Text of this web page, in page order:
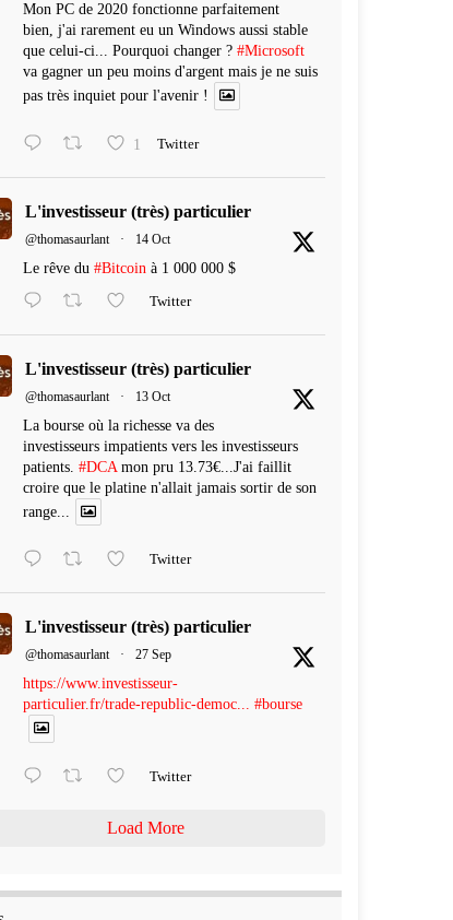
Mon PC de 2020 fonctionne parfaitement
bien, j'ai rarement eu un Windows aussi stable
que celui-ci... Pourquoi changer ? #Microsoft
va gagner un peu moins d'argent mais je ne suis
pas très inquiet pour l'avenir !
1 Twitter
L'investisseur (très) particulier
@thomasaurlant · 14 Oct
Le rêve du #Bitcoin à 1 000 000 $
Twitter
L'investisseur (très) particulier
@thomasaurlant · 13 Oct
La bourse où la richesse va des
investisseurs impatients vers les investisseurs
patients. #DCAmon pru 13.73€...J'ai faillit
croire que le platine n'allait jamais sortir de son
range...
Twitter
L'investisseur (très) particulier
@thomasaurlant · 27 Sep
https://www.investisseur-
particulier.fr/trade-republic-democ... #bourse
Twitter
Load More